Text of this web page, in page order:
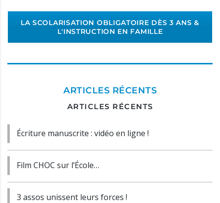
LA SCOLARISATION OBLIGATOIRE DÈS 3 ANS &
L'INSTRUCTION EN FAMILLE
ARTICLES RÉCENTS
ARTICLES RÉCENTS
Écriture manuscrite : vidéo en ligne !
Film CHOC sur l’École…
3 assos unissent leurs forces !